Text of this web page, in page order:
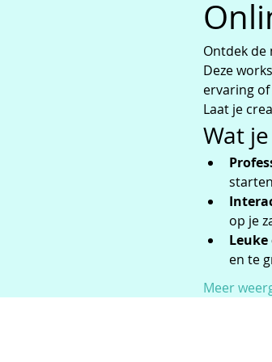
Ontdek de
Deze
ervaring
Laat je
Wat
op je
en te
Meer